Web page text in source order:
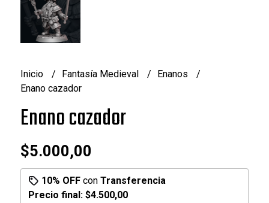
Inicio Fantasía Medieval
Enanos
Enano cazador
Enano cazador
$5.000,00
10% OFFcon Transferencia
Precio final: $4.500,00